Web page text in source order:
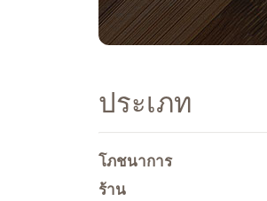
ประเภท
โภชนาการ
ร้าน